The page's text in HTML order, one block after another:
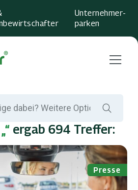
Unternehmer­
parken
Menu
„“ ergab 694 Treffer:
Presse